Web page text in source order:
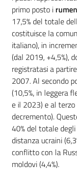
primo posto i
17,5% del totale
costituisce la
italiano), in
(dal 2019, +4,5%),
registratasi a
2007. Al secondo
(10,5%, in leggera
e il 2023) e al terzo
decremento).
40% del totale
distanza ucraini
conflitto con la
moldovi (4,4%).